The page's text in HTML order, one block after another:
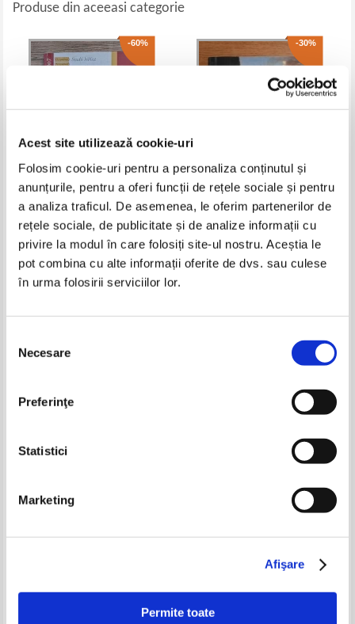
Acest site utilizează cookie-uri
Folosim cookie-uri pentru a personaliza conținutul și
anunțurile, pentru a oferi funcții de rețele sociale și pentru
a analiza traficul. De asemenea, le oferim partenerilor de
rețele sociale, de publicitate și de analize informații cu
privire la modul în care folosiți site-ul nostru. Aceștia le
pot combina cu alte informații oferite de dvs. sau culese
în urma folosirii serviciilor lor.
consimțământului
Necesare
Preferinţe
Statistici
Marketing
Afişare
Permite toate
Produse din aceeasi categorie
-60%
Cuptorul incercarilor, octombrie
- noiembrie-decembrie 2007
Pret: 16,00Lei 6,40 Lei
Adaugă în coș
-30%
Ellen G. White - Hristos lumina
lumii sau dorinta veacurilor
Pret:12,00Lei 8,40 Lei
Adaugă în coș
Pret:10,00Lei Lei